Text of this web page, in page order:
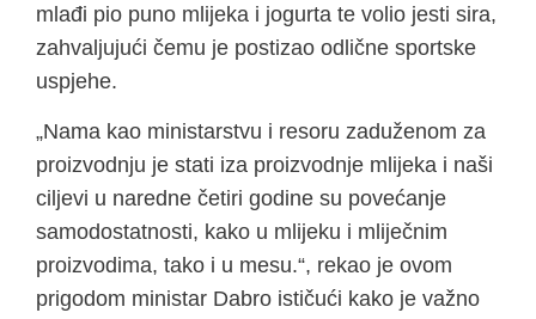
mlađi pio puno mlijeka i jogurta te volio jesti sira,
zahvaljujući čemu je postizao odlične sportske
uspjehe.
„Nama kao ministarstvu i resoru zaduženom za
proizvodnju je stati iza proizvodnje mlijeka i naši
ciljevi u naredne četiri godine su povećanje
samodostatnosti, kako u mlijeku i mliječnim
proizvodima, tako i u mesu.“, rekao je ovom
prigodom ministar Dabro ističući kako je važno